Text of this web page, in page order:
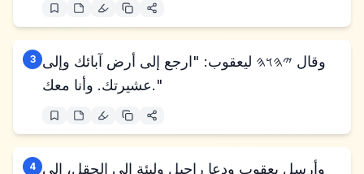
3
وقال 𐤉𐤄𐤅𐤄 ليعقوب: "ارجع إلى أرض آبائك وإلى
عشيرتك. وأنا معك."
4 وأرسل يعقوب ودعا راحيل وليئة إلى الحقل، إلى